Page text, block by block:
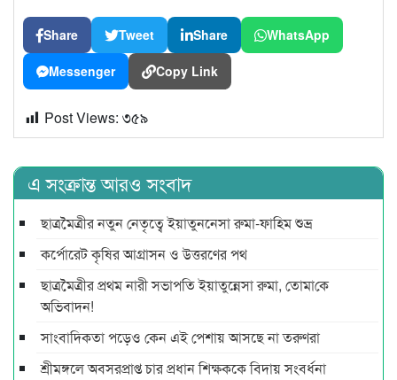
Share Tweet Share WhatsApp
Messenger Copy Link
Post Views: ৩৫৯
এ সংক্রান্ত আরও সংবাদ
ছাত্রমৈত্রীর নতুন নেতৃত্বে ইয়াতুননেসা রুমা-ফাহিম শুভ্র
কর্পোরেট কৃষির আগ্রাসন ও উত্তরণের পথ
ছাত্রমৈত্রীর প্রথম নারী সভাপ‌তি ইয়াতুন্নেসা রুমা, তোমা‌কে
অ‌ভিবাদন!
সাংবাদিকতা পড়েও কেন এই পেশায় আসছে না তরুণরা
শ্রীমঙ্গলে অবসরপ্রাপ্ত চার প্রধান শিক্ষককে বিদায় সংবর্ধনা